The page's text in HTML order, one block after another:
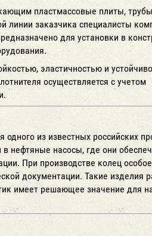
пластмассовые плиты,
линии заказчика специалисты
для установки в
эластичностью и
осуществляется с учетом
из известных российских
нефтяные насосы, где они
При производстве колец
документации. Такие изделия
имеет решающее значение для